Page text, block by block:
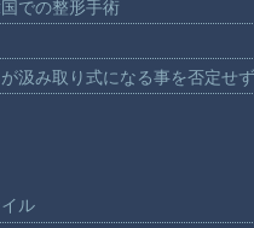
での整形手術
汲み取り式になる事を否定せ
ル